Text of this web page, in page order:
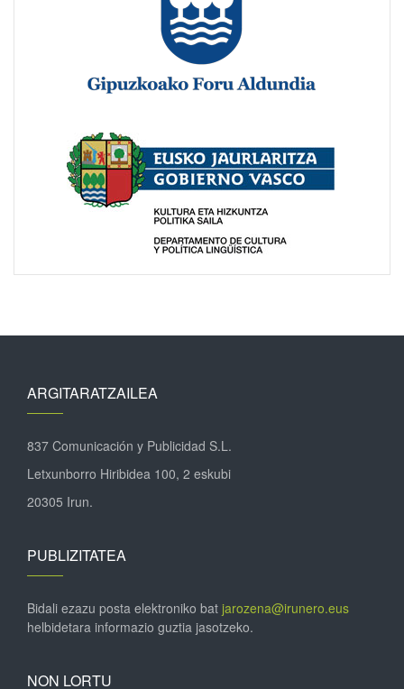
ARGITARATZAILEA
837 Comunicación y Publicidad S.L.
Letxunborro Hiribidea 100, 2 eskubi
20305 Irun.
PUBLIZITATEA
Bidali ezazu posta elektroniko bat jarozena@irunero.eus
helbidetara informazio guztia jasotzeko.
NON LORTU